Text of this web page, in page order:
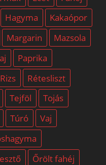
Hagyma
Kakaópor
Margarin
Mazsola
Paprika
Rizs
Rétesliszt
Tejföl
Tojás
Túró
Vaj
Őrölt fahéj